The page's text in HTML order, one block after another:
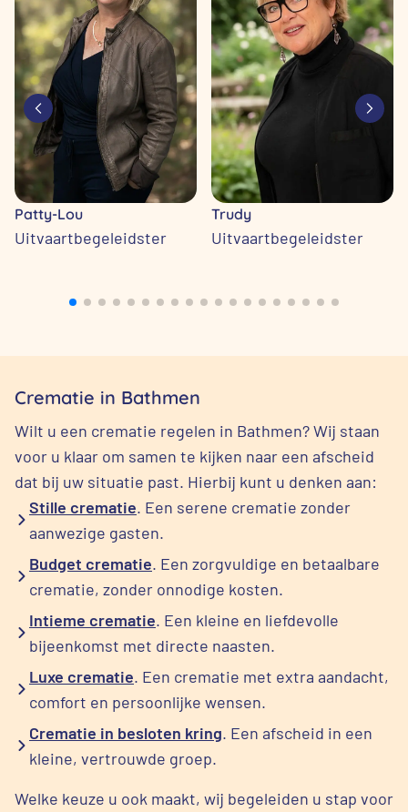
Patty-Lou
Uitvaartbegeleidster
Trudy
Uitvaartbegeleidster
Crematie in Bathmen
Wilt u een crematie regelen in Bathmen? Wij staan
voor u klaar om samen te kijken naar een afscheid
dat bij uw situatie past. Hierbij kunt u denken aan:
Stille crematie. Een serene crematie zonder
aanwezige gasten.
Budget crematie. Een zorgvuldige en betaalbare
crematie, zonder onnodige kosten.
Intieme crematie. Een kleine en liefdevolle
bijeenkomst met directe naasten.
Luxe crematie. Een crematie met extra aandacht,
comfort en persoonlijke wensen.
Crematie in besloten kring. Een afscheid in een
kleine, vertrouwde groep.
Welke keuze u ook maakt, wij begeleiden u stap voor